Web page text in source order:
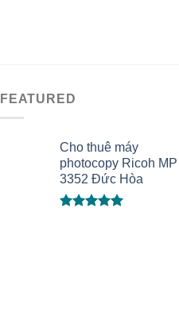
FEATURED
Cho thuê máy
photocopy Ricoh MP
3352 Đức Hòa